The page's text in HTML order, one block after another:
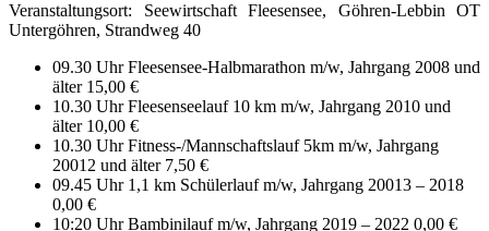
Veranstaltungsort: Seewirtschaft Fleesensee, Göhren-Lebbin OT
Untergöhren, Strandweg 40
09.30 Uhr Fleesensee-Halbmarathon m/w, Jahrgang 2008 und
älter 15,00 €
10.30 Uhr Fleesenseelauf 10 km m/w, Jahrgang 2010 und
älter 10,00 €
10.30 Uhr Fitness-/Mannschaftslauf 5km m/w, Jahrgang
20012 und älter 7,50 €
09.45 Uhr 1,1 km Schülerlauf m/w, Jahrgang 20013 – 2018
0,00 €
10:20 Uhr Bambinilauf m/w, Jahrgang 2019 – 2022 0,00 €